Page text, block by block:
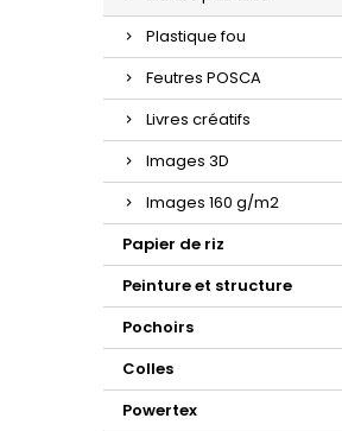
Plastique fou
Feutres POSCA
Livres créatifs
Images 3D
Images 160 g/m2
Papier de riz
Peinture et structure
Pochoirs
Colles
Powertex